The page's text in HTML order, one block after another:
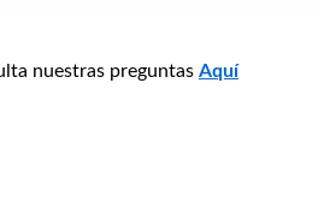
nuestras preguntas Aquí